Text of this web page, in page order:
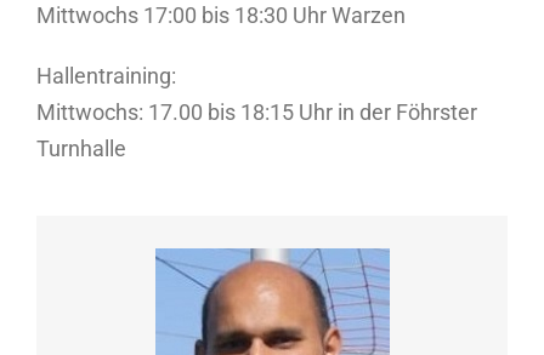
Mittwochs 17:00 bis 18:30 Uhr Warzen
Hallentraining:
Mittwochs: 17.00 bis 18:15 Uhr in der Föhrster
Turnhalle
MARTIN ABDULA
Trainer